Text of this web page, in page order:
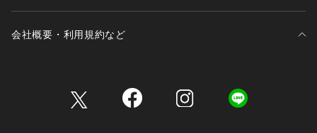
会社概要・利用規約など